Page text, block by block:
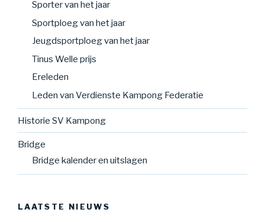
Sporter van het jaar
Sportploeg van het jaar
Jeugdsportploeg van het jaar
Tinus Welle prijs
Ereleden
Leden van Verdienste Kampong Federatie
Historie SV Kampong
Bridge
Bridge kalender en uitslagen
LAATSTE NIEUWS